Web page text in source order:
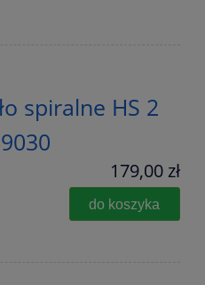
spiralne HS 2
179,00 zł
do koszyka